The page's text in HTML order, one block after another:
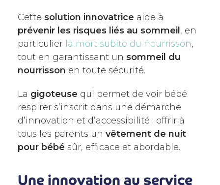
Cette solution innovatrice aide à
prévenir les risques liés au sommeil , en
particulier la mort subite du nourrisson,
tout en garantissant un sommeil du
nourrisson en toute sécurité.
La gigoteuse qui permet de voir bébé
respirer s’inscrit dans une démarche
d’innovation et d’accessibilité : offrir à
tous les parents un vêtement de nuit
pour bébé sûr, efficace et abordable.
Une innovation au service